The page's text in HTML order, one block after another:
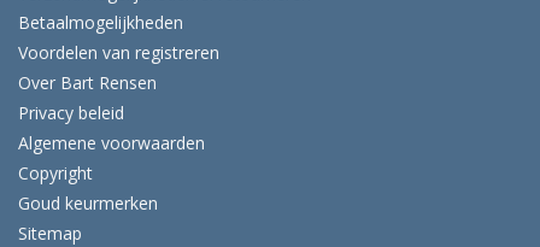
Betaalmogelijkheden
Voordelen van registreren
Over Bart Rensen
Privacy beleid
Algemene voorwaarden
Copyright
Goud keurmerken
Sitemap